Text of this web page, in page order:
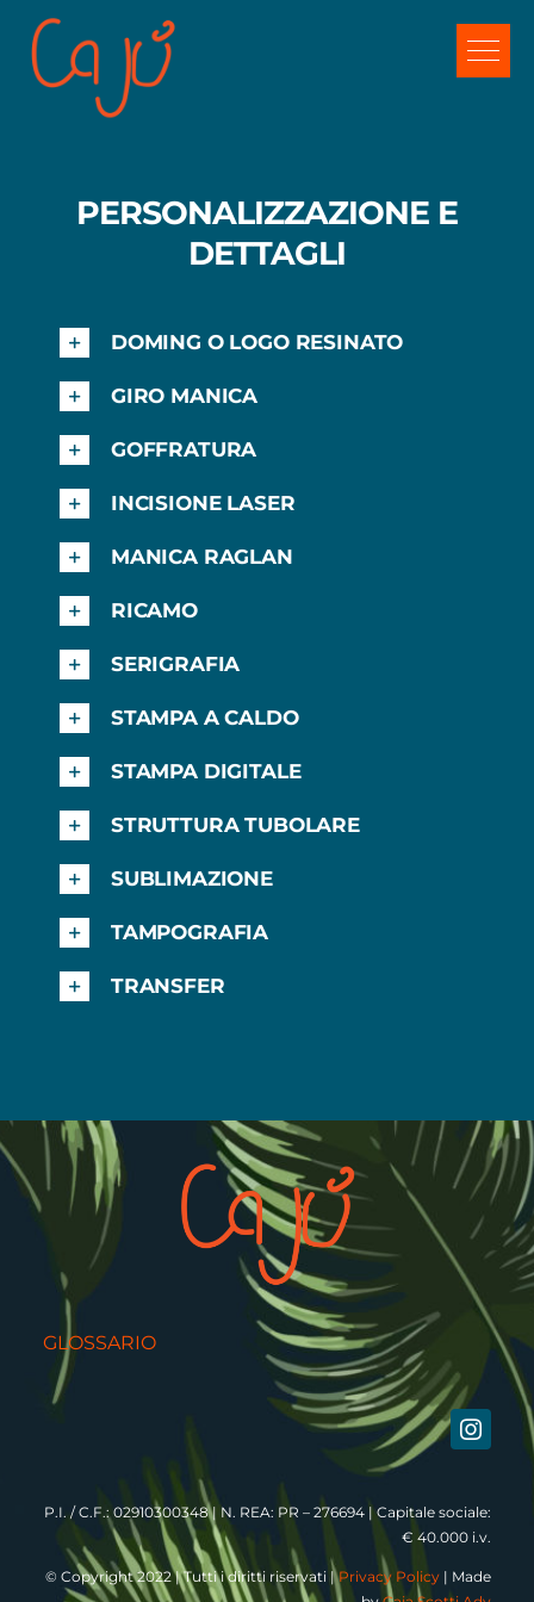
Salta
contenuto
PERSONALIZZAZIONE E
DETTAGLI
DOMING O LOGO RESINATO
GIRO MANICA
GOFFRATURA
INCISIONE LASER
MANICA RAGLAN
RICAMO
SERIGRAFIA
STAMPA A CALDO
STAMPA DIGITALE
STRUTTURA TUBOLARE
SUBLIMAZIONE
TAMPOGRAFIA
TRANSFER
GLOSSARIO
P.I. / C.F.: 02910300348 | N. REA: PR – 276694 | Capitale sociale:
€ 40.000 i.v.
© Copyright 2022 | Tutti i diritti riservati |Privacy Policy | Made